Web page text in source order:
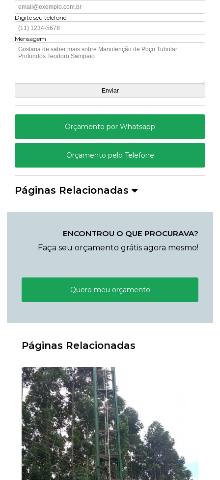
Digite seu telefone
Mensagem
Orçamento por Whatsapp
Orçamento pelo Telefone
Páginas Relacionadas
ENCONTROU O QUE PROCURAVA?
Faça seu orçamento grátis agora mesmo!
Quero meu orçamento
Páginas Relacionadas